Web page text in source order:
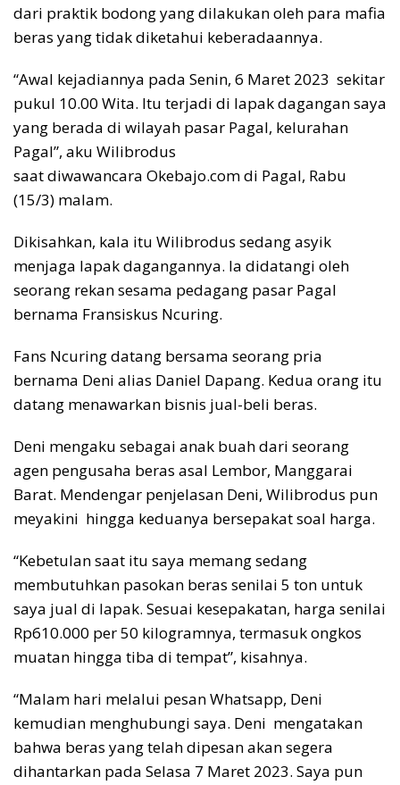
dari praktik bodong yang dilakukan oleh para mafia
beras yang tidak diketahui keberadaannya.
“Awal kejadiannya pada Senin, 6 Maret 2023 sekitar
pukul 10.00 Wita. Itu terjadi di lapak dagangan saya
yang berada di wilayah pasar Pagal, kelurahan
Pagal”, aku Wilibrodus
saat diwawancara Okebajo.com di Pagal, Rabu
(15/3) malam.
Dikisahkan, kala itu Wilibrodus sedang asyik
menjaga lapak dagangannya. Ia didatangi oleh
seorang rekan sesama pedagang pasar Pagal
bernama Fransiskus Ncuring.
Fans Ncuring datang bersama seorang pria
bernama Deni alias Daniel Dapang. Kedua orang itu
datang menawarkan bisnis jual-beli beras.
Deni mengaku sebagai anak buah dari seorang
agen pengusaha beras asal Lembor, Manggarai
Barat. Mendengar penjelasan Deni, Wilibrodus pun
meyakini hingga keduanya bersepakat soal harga.
“Kebetulan saat itu saya memang sedang
membutuhkan pasokan beras senilai 5 ton untuk
saya jual di lapak. Sesuai kesepakatan, harga senilai
Rp610.000 per 50 kilogramnya, termasuk ongkos
muatan hingga tiba di tempat”, kisahnya.
“Malam hari melalui pesan Whatsapp, Deni
kemudian menghubungi saya. Deni mengatakan
bahwa beras yang telah dipesan akan segera
dihantarkan pada Selasa 7 Maret 2023. Saya pun